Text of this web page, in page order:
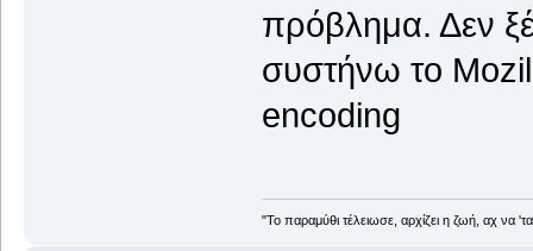
πρόβλημα. Δεν
συστήνω το
encoding
"Το παραμύθι τέλειωσε, αρχίζει η ζωή, αχ να